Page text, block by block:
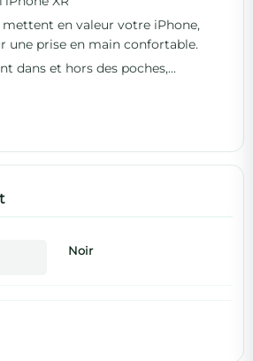
mettent en valeur votre iPhone,
une prise en main confortable.
dans et hors des poches,...
Noir